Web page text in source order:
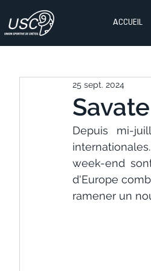
ACCUEIL
25 sept. 2024
Depuis mi-
week-end
d'Europe
ramener un